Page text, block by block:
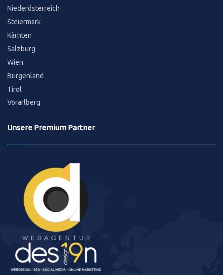
Niederösterreich
Steiermark
Kärnten
Salzburg
Wien
Burgenland
Tirol
Vorarlberg
Unsere Premium Partner